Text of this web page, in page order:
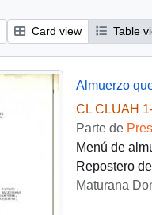
Card view Table
Almuerzo
CL CLUAH
Parte de
Menú de
Repostero
Maturana